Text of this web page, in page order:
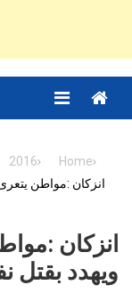
Menu
Home
2016
انزكان :مواطن
انزكان
ويهدد بقتل